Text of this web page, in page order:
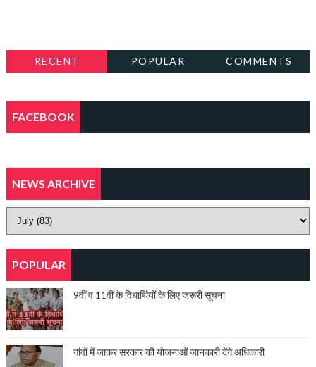
RECENT POPULAR COMMENTS
FACEBOOK
NEWS ARCHIVE
POPULAR
9वीं व 11वीं के विधार्थियों के लिए जरूरी सूचना
गांवों में जाकर सरकार की योजनाओं जानकारी देंगे अधिकारी